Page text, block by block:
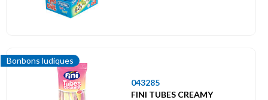
Bonbons ludiques
043285
FINI TUBES CREAMY